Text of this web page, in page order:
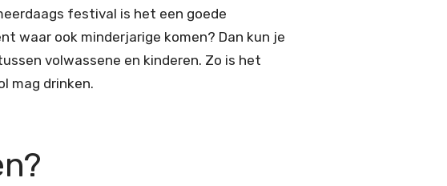
festival is het een goede
waar ook minderjarige komen? Dan kun je
volwassene en kinderen. Zo is het
mag drinken.